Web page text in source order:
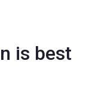
is best